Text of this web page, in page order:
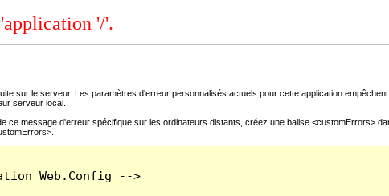
'/'.
sur le serveur. Les paramètres d'erreur personnalisés actuels pour cette application
serveur local.
ce message d'erreur spécifique sur les ordinateurs distants, créez une balise <customErrors>
Web.Config -->